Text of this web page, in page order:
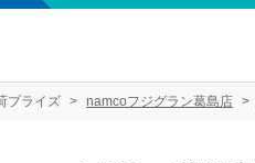
プライズ namcoフジグラン葛島店